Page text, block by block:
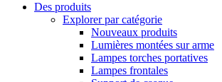
Des produits
Explorer par catégorie
Nouveaux produits
Lumières montées sur arme
Lampes torches portatives
Lampes frontales